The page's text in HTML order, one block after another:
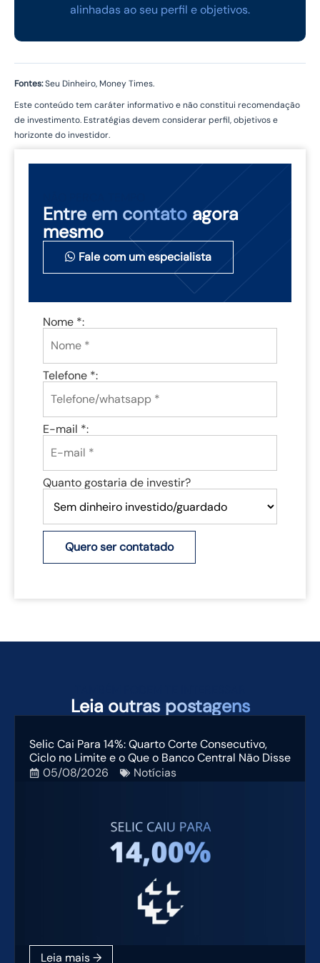
alinhadas ao seu perfil e objetivos.
Fontes:Seu Dinheiro, Money Times.
Este conteúdo tem caráter informativo e não constitui recomendação
de investimento. Estratégias devem considerar perfil, objetivos e
horizonte do investidor.
Entre em contato agora
mesmo
Fale com um especialista
Nome *:
Telefone *:
E-mail *:
Quanto gostaria de investir?
Quero ser contatado
Leia outras postagens
Selic Cai Para 14%: Quarto Corte Consecutivo,
Ciclo no Limite e o Que o Banco Central Não Disse
05/08/2026
Notícias